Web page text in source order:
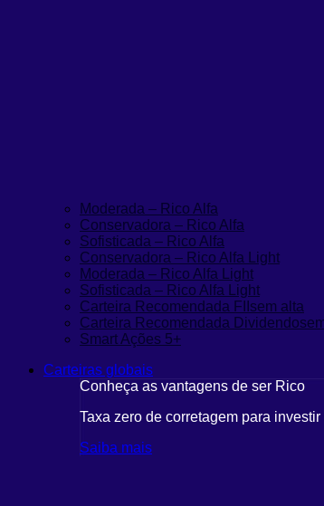
Moderada – Rico Alfa
Conservadora – Rico Alfa
Sofisticada – Rico Alfa
Conservadora – Rico Alfa Light
Moderada – Rico Alfa Light
Sofisticada – Rico Alfa Light
Carteira Recomendada FIIsem alta
Carteira Recomendada Dividendos
Smart Ações 5+
Carteiras globais
Conheça as vantagens de ser Rico
Taxa zero de corretagem para
Saiba mais